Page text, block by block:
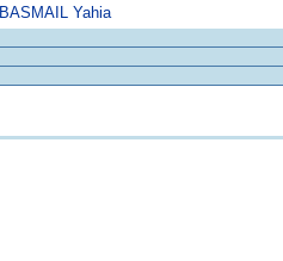
BASMAIL Yahia